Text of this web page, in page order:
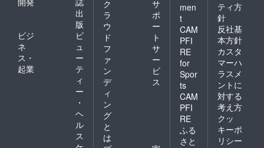
出
版
ビジ
ネ
ス・
起業
ビ
ュ
ー
テ
ィ
ー
・
ヘ
ル
ス
ク
ラ
ウ
ド
フ
ァ
ン
デ
ィ
ン
グ
と
は
サ
ポ
ー
ト
サ
ー
ビ
ス
men
t
CAM
PFI
RE
for
Spor
ts
CAM
PFI
RE
ふる
さと
ティ方
針
反社基
本方針
カスタ
マーハ
ラスメ
ントに
対する
考え方
クッ
キーポ
リシー